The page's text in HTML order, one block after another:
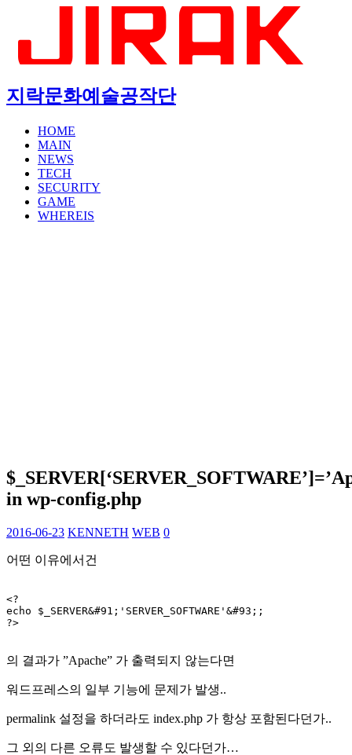
지락문화예술공작단
HOME
MAIN
NEWS
TECH
SECURITY
GAME
WHEREIS
in wp-config.php
2016-06-23 KENNETH WEB 0
어떤 이유에서건
<?
echo $_SERVER&#91;'SERVER_SOFTWARE'&#93;;
?>
의 결과가 ”Apache” 가 출력되지 않는다면
워드프레스의 일부 기능에 문제가 발생..
permalink 설정을 하더라도 index.php 가 항상 포함된다던가..
그 외의 다른 오류도 발생할 수 있다던가…